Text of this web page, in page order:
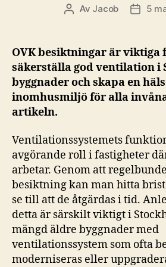
Inläggsförfattare
Av Jacob 5
OVK besiktningar är viktiga
säkerställa god ventilation i
byggnader och skapa en
inomhusmiljö för alla
artikeln.
Ventilationssystemets
avgörande roll i fastigheter
arbetar. Genom att
besiktning kan man hitta
se till att de åtgärdas i tid.
detta är särskilt viktigt i
mängd äldre byggnader med
ventilationssystem som ofta
moderniseras eller